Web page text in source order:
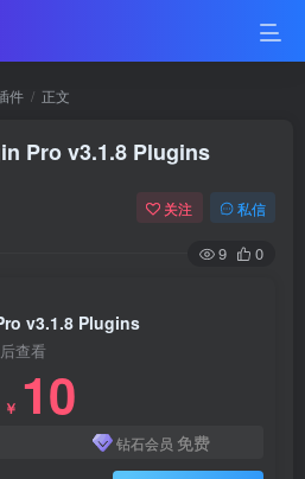
件 正文
Pro v3.1.8 Plugins
关注 私信
9 0
v3.1.8 Plugins
查看
￥ 10
钻石会员 免费